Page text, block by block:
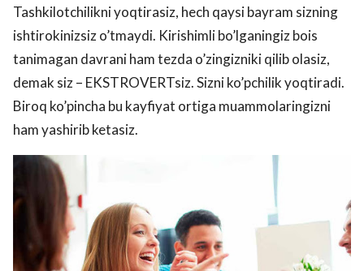
Tashkilotchilikni yoqtirasiz, hech qaysi bayram sizning
ishtirokinizsiz o’tmaydi. Kirishimli bo’lganingiz bois
tanimagan davrani ham tezda o’zingizniki qilib olasiz,
demak siz – EKSTROVERTsiz. Sizni ko’pchilik yoqtiradi.
Biroq ko’pincha bu kayfiyat ortiga muammolaringizni
ham yashirib ketasiz.